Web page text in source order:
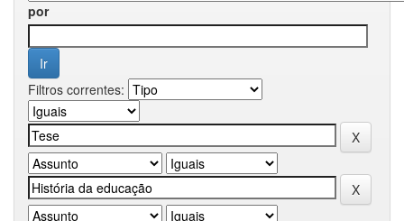
por
Filtros correntes: